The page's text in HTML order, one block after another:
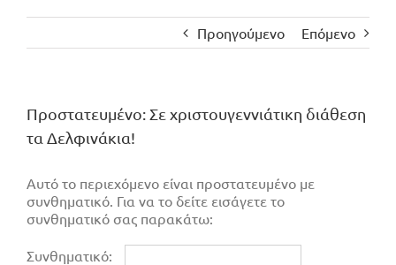
Προηγούμενο Επόμενο
Πρoστατευμένο: Σε χριστουγεννιάτικη διάθεση
τα Δελφινάκια!
Αυτό το περιεχόμενο είναι προστατευμένο με
συνθηματικό. Για να το δείτε εισάγετε το
συνθηματικό σας παρακάτω:
Συνθηματικό: